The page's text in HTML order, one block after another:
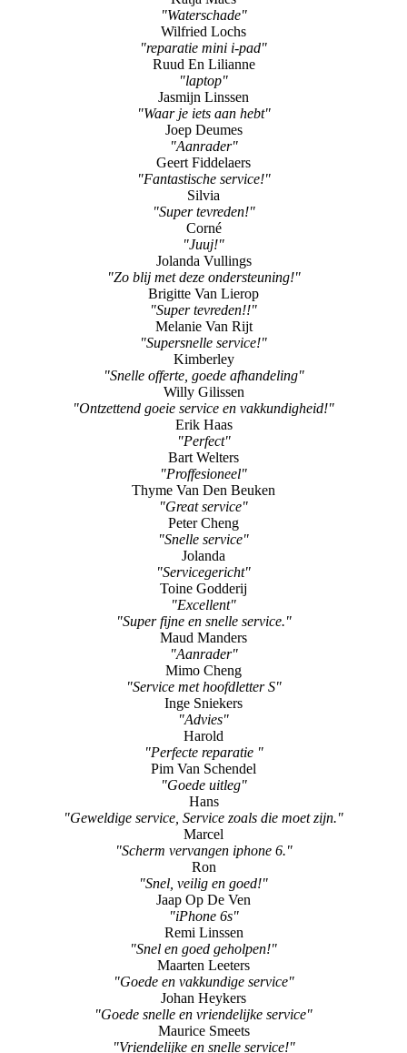
"Waterschade"
Wilfried Lochs
"reparatie mini i-pad"
Ruud En Lilianne
"laptop"
Jasmijn Linssen
"Waar je iets aan hebt"
Joep Deumes
"Aanrader"
Geert Fiddelaers
"Fantastische service!"
Silvia
"Super tevreden!"
Corné
"Juuj!"
Jolanda Vullings
"Zo blij met deze ondersteuning!"
Brigitte Van Lierop
"Super tevreden!!"
Melanie Van Rijt
"Supersnelle service!"
Kimberley
"Snelle offerte, goede afhandeling"
Willy Gilissen
"Ontzettend goeie service en vakkundigheid!"
Erik Haas
"Perfect"
Bart Welters
"Proffesioneel"
Thyme Van Den Beuken
"Great service"
Peter Cheng
"Snelle service"
Jolanda
"Servicegericht"
Toine Godderij
"Excellent"
"Super fijne en snelle service."
Maud Manders
"Aanrader"
Mimo Cheng
"Service met hoofdletter S"
Inge Sniekers
"Advies"
Harold
"Perfecte reparatie "
Pim Van Schendel
"Goede uitleg"
Hans
"Geweldige service, Service zoals die moet zijn."
Marcel
"Scherm vervangen iphone 6."
Ron
"Snel, veilig en goed!"
Jaap Op De Ven
"iPhone 6s"
Remi Linssen
"Snel en goed geholpen!"
Maarten Leeters
"Goede en vakkundige service"
Johan Heykers
"Goede snelle en vriendelijke service"
Maurice Smeets
"Vriendelijke en snelle service!"